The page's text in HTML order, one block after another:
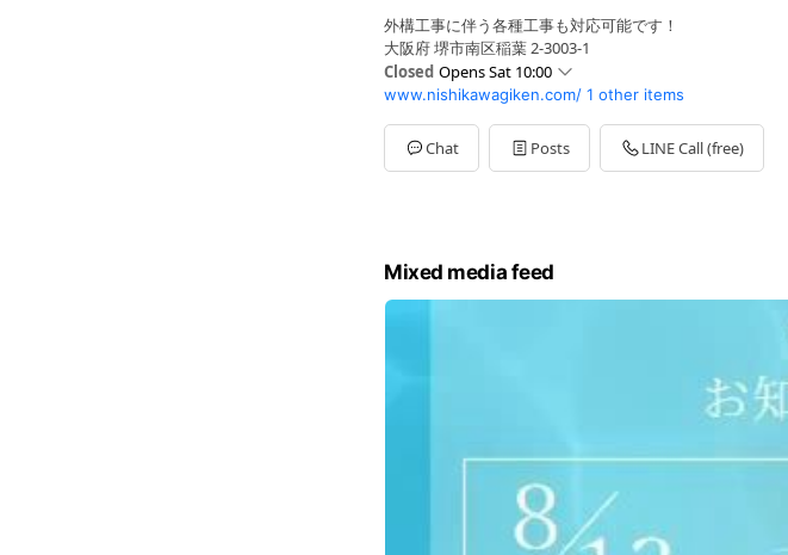
外構工事に伴う各種工事も対応可能です！
大阪府 堺市南区稲葉 2-3003-1
Closed Opens Sat 10:00
Sun10:00 - 19:00
Mon10:00 - 19:00
Tue10:00 - 19:00
Wed10:00 - 19:00
www.nishikawagiken.com/ 1 other items
Chat Posts LINE Call (free)
Mixed media feed